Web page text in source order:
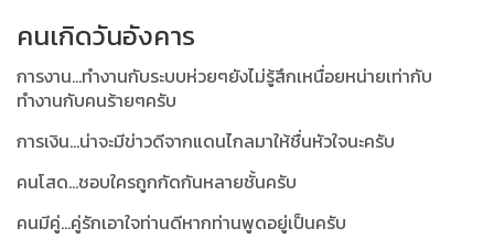
คนเกิดวันอังคาร
การงาน...ทำงานกับระบบห่วยๆยังไม่รู้สึกเหนื่อยหน่ายเท่ากับ
ทำงานกับคนร้ายๆครับ
การเงิน...น่าจะมีข่าวดีจากแดนไกลมาให้ชื่นหัวใจนะครับ
คนโสด...ชอบใครถูกกัดกันหลายชั้นครับ
คนมีคู่...คู่รักเอาใจท่านดีหากท่านพูดอยู่เป็นครับ